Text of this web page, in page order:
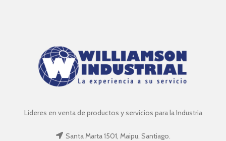
Líderes en venta de productos y servicios para la Industria
Santa Marta 1501, Maipu. Santiago.